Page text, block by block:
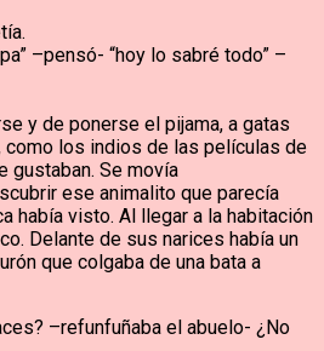
–pensó- “hoy lo sabré todo” –
y de ponerse el pijama, a gatas
los indios de las películas de
gustaban. Se movía
ese animalito que parecía
había visto. Al llegar a la habitación
Delante de sus narices había un
que colgaba de una bata a
–refunfuñaba el abuelo- ¿No